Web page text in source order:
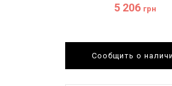
5 206 грн
Сообщить о